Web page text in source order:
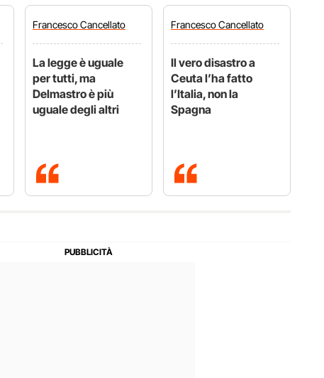
FrancescoCancellato
La legge è uguale
per tutti, ma
Delmastro è più
uguale degli altri
FrancescoCancellato
Il vero disastro a
Ceuta l’ha fatto
l’Italia, non la
Spagna